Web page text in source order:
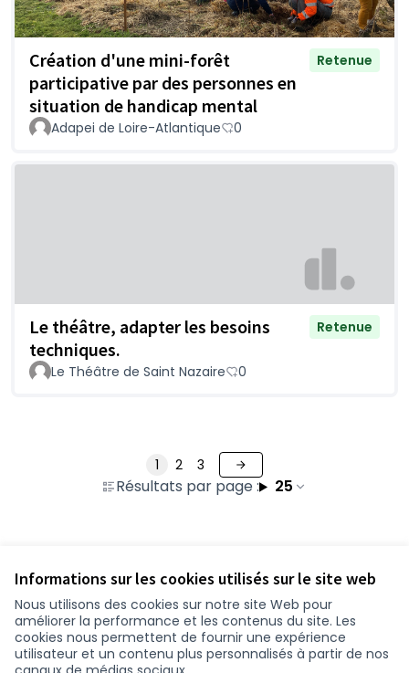
Informations sur les cookies utilisés sur le site web
Nous utilisons des cookies sur notre site Web pour
améliorer la performance et les contenus du site. Les
cookies nous permettent de fournir une expérience
utilisateur et un contenu plus personnalisés à partir de nos
Création d'une mini-forêt
participative par des personnes en
situation de handicap mental
Retenue
Adapei de Loire-Atlantique 0
Le théâtre, adapter les besoins
techniques.
Retenue
Le Théâtre de Saint Nazaire 0
Résultats par page : 25
1 2 3
Conditions d'utilisation
Paramètres des cookies
participer.loire-atlantique.fr sur Facebook
participer.loire-atlantique.fr sur Instagram
participer.loire-atlantique.fr sur YouTube